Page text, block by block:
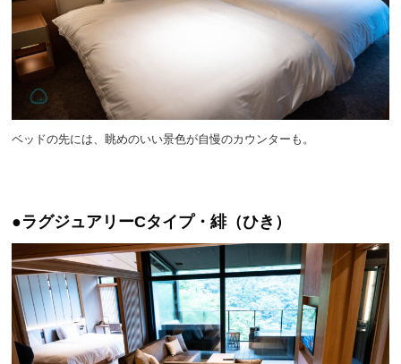
ベッドの先には、眺めのいい景色が自慢のカウンターも。
●ラグジュアリーCタイプ・緋（ひき）